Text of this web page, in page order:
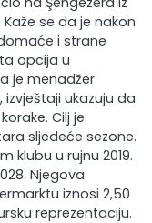
se da je nakon
i strane
opcija u
je menadžer
izvještaji ukazuju da
Cilj je
sljedeće sezone.
klubu u rujnu 2019.
Njegova
iznosi 2,50
reprezentaciju.